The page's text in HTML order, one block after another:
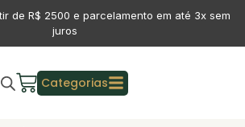
de R$ 2500 e parcelamento em até 3x sem
juros
Categorias